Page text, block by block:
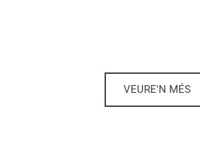
VEURE'N MÉS